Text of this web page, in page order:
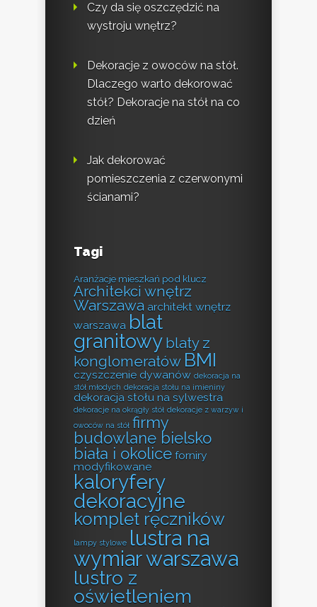
Czy da się oszczędzić na
wystroju wnętrz?
Dekoracje z owoców na stół.
Dlaczego warto dekorować
stół? Dekoracje na stół na co
dzień
Jak dekorować
pomieszczenia z czerwonymi
ścianami?
Tagi
Aranżacje mieszkań pod klucz
Architekci wnętrz
Warszawa architekt wnętrz
warszawa blat
granitowy blaty z
konglomeratów BMI
czyszczenie dywanów dekoracja na
stół młodych dekoracja stołu na imieniny
dekoracja stołu na sylwestra
dekoracje na okrągły stół dekoracje z warzyw i
owoców na stół firmy
budowlane bielsko
biała i okolice forniry
modyfikowane
kaloryfery
dekoracyjne
komplet ręczników
lampy stylowe lustra na
wymiar warszawa
lustro z
oświetleniem